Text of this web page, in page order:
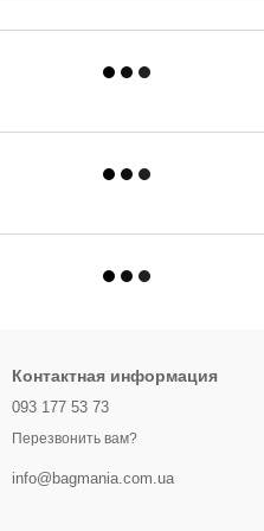
Контактная информация
093 177 53 73
Перезвонить вам?
info@bagmania.com.ua